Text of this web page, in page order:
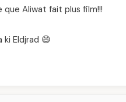
que Aliwat fait plus film!!!
Eldjrad 😄